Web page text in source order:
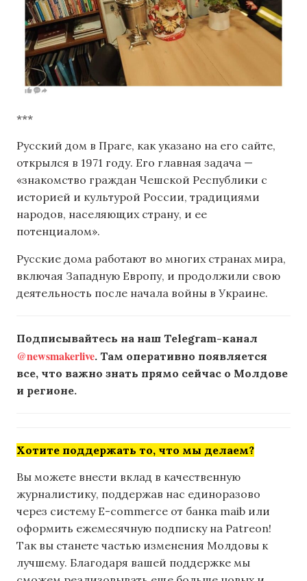
***
Русский дом в Праге, как указано на его сайте,
открылся в 1971 году. Его главная задача —
«знакомство граждан Чешской Республики с
историей и культурой России, традициями
народов, населяющих страну, и ее
потенциалом».
Русские дома работают во многих странах мира,
включая Западную Европу, и продолжили свою
деятельность после начала войны в Украине.
Подписывайтесь на наш Telegram-канал
@newsmakerlive. Там оперативно появляется
все, что важно знать прямо сейчас о Молдове
и регионе.
Хотите поддержать то, что мы делаем?
Вы можете внести вклад в качественную
журналистику, поддержав нас единоразово
через систему E-commerce от банка maib или
оформить ежемесячную подписку на Patreon!
Так вы станете частью изменения Молдовы к
лучшему. Благодаря вашей поддержке мы